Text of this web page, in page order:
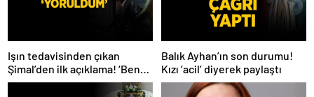
Işın tedavisinden çıkan
Şimal’den ilk açıklama! ‘Ben
çok yoruldum’
Balık Ayhan’ın son durumu!
Kızı ‘acil’ diyerek paylaştı